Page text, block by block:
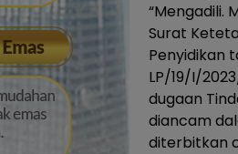
“Mengadili.
Surat
Penyidikan
LP/19/I/
dugaan
diancam
diterbitkan